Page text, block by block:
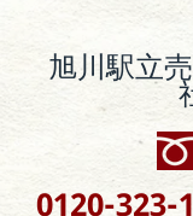
旭川駅立
0120-323-